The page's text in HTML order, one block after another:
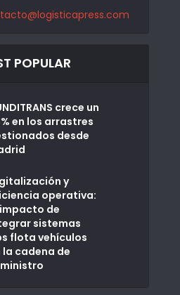
POPULAR
crece un
en los arrastres
desde
y
operativa:
de
sistemas
flota vehículos
la cadena de